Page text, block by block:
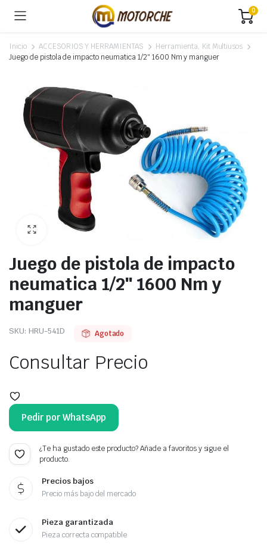
0
Inicio ACCESORIOS Y HERRAMIENTAS
Herramienta, Kit Multiusos
Juego de pistola de impacto neumatica 1/2″ 1600 Nm y manguer
Juego de pistola de impacto
neumatica 1/2″ 1600 Nm y
manguer
SKU: HRU-541D Agotado
Consultar Precio
Pedir por WhatsApp
¿Te ha gustado este producto? Añade a favoritos y sigue el
producto.
Precios bajos
Precio más bajo del mercado
Pieza garantizada
Pieza correcta compatible